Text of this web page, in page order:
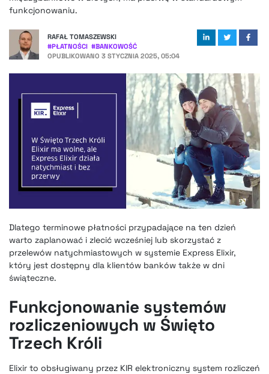
OKIEM EKSPERTA
funkcjonowaniu.
RAFAŁ TOMASZEWSKI
#PŁATNOŚCI #BANKOWOŚĆ
OPUBLIKOWANO 3 STYCZNIA 2025, 05:04
Dlatego terminowe płatności przypadające na ten dzień
warto zaplanować i zlecić wcześniej lub skorzystać z
przelewów natychmiastowych w systemie Express Elixir,
który jest dostępny dla klientów banków także w dni
świąteczne.
Funkcjonowanie systemów
rozliczeniowych w Święto
Trzech Króli
Elixir to obsługiwany przez KIR elektroniczny system rozliczeń